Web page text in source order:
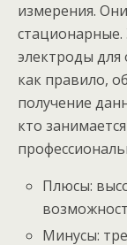
измерения.
стационарные.
электроды для
как правило,
получение
кто
Плюсы:
Минусы: